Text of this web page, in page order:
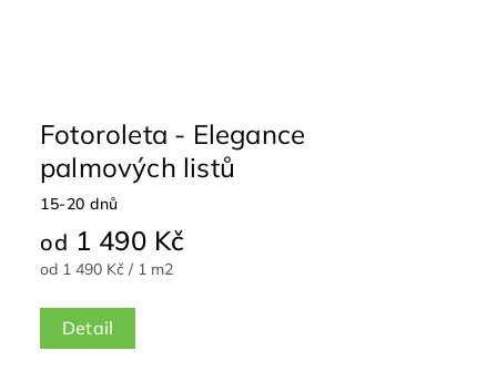
Fotoroleta - Elegance
palmových listů
15-20 dnů
od 1 490 Kč
od 1 490 Kč / 1 m2
Detail